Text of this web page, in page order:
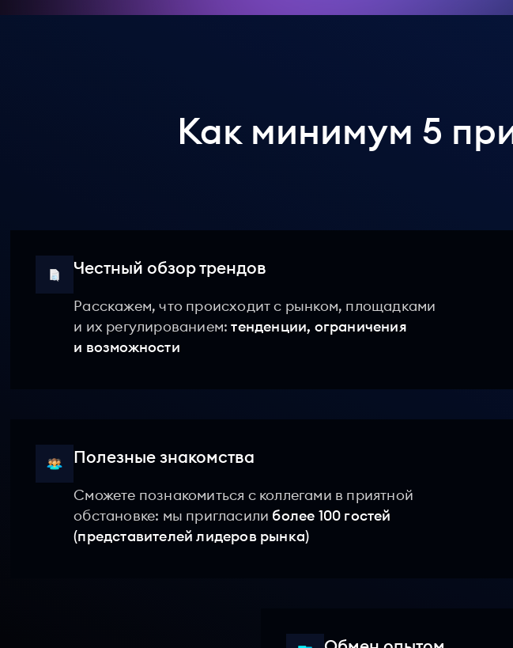
Как минимум 5
Честный обзор трендов
Расскажем, что происходит с рынком, площадками
и их регулированием:тенденции, ограничения
и возможности
Полезные знакомства
Сможете познакомиться с коллегами в приятной
обстановке: мы пригласили более 100 гостей
(представителей лидеров рынка)